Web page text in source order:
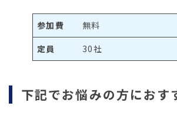
参加費 無料
定員
30社
下記でお悩みの方におす